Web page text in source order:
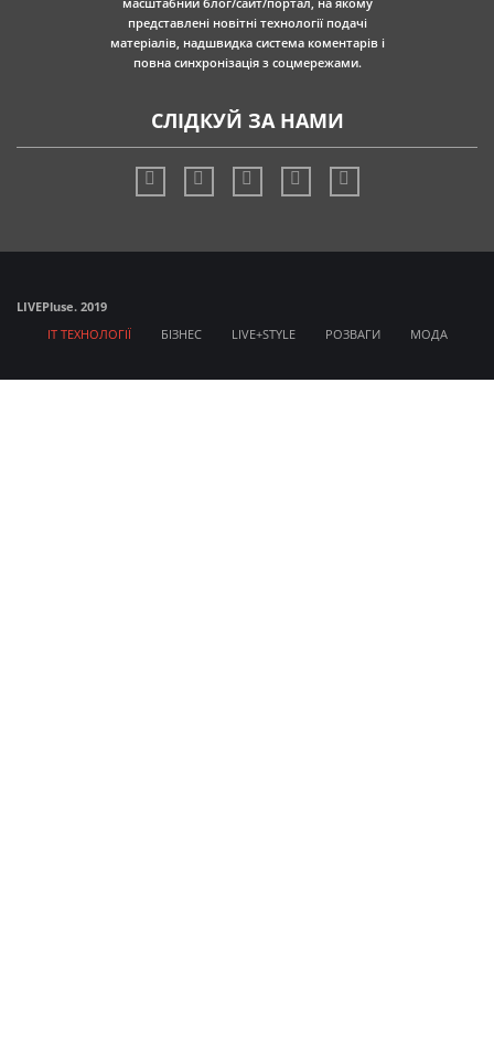
представлені новітні технології подачі
матеріалів, надшвидка система коментарів і
повна синхронізація з соцмережами.
СЛІДКУЙ ЗА НАМИ
LIVEPluse. 2019
IT ТЕХНОЛОГІЇ
БІЗНЕС LIVE+STYLE РОЗВАГИ МОДА